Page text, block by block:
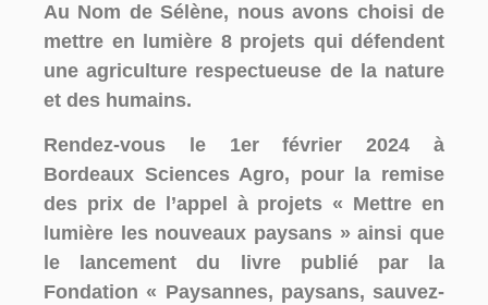
Au Nom de Sélène, nous avons choisi de
mettre en lumière 8 projets qui défendent
une agriculture respectueuse de la nature
et des humains.
Rendez-vous le 1er février 2024 à
Bordeaux Sciences Agro, pour la remise
des prix de l’appel à projets « Mettre en
lumière les nouveaux paysans » ainsi que
le lancement du livre publié par la
Fondation « Paysannes, paysans, sauvez-